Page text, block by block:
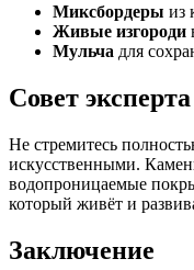
Миксбордеры из
Живые изгороди
Мульча для
Совет эксперта
Не стремитесь
искусственными.
водопроницаемые
который живёт и
Заключение